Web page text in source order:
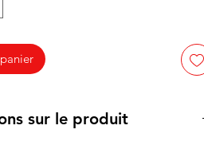
sur le produit